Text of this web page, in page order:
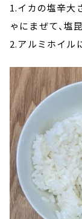
1.イカの塩辛大
ゃにまぜて、塩
2.アルミホイル